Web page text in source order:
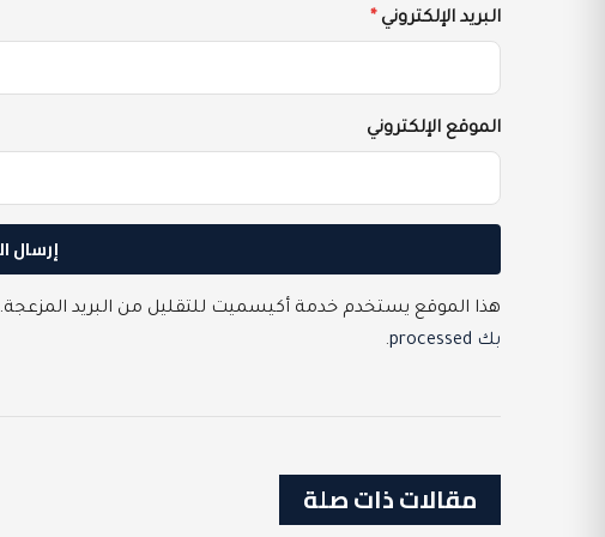
البريد الإلكتروني *
الموقع الإلكتروني
هذا الموقع يستخدم خدمة أكيسميت للتقليل من البريد المزعجة.
بك processed
.
مقالات ذات صلة